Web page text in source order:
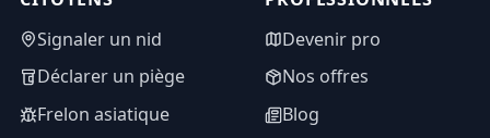
Signaler un nid
Déclarer un piège
Frelon asiatique
Devenir pro
Nos offres
Blog